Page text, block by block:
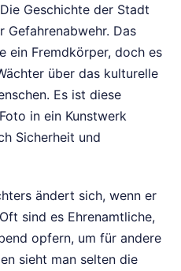
Geschichte der Stadt
Das
ein Fremdkörper, doch es
über das kulturelle
Es ist diese
in ein Kunstwerk
Sicherheit und
ändert sich, wenn er
sind es Ehrenamtliche,
opfern, um für andere
sieht man selten die